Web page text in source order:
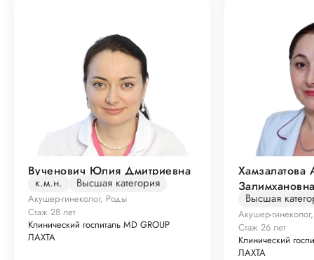
Вученович Юлия Дмитриевна
к.м.н. Высшая категория
Акушер-гинеколог, Роды
Стаж 28 лет
Клинический госпиталь MD GROUP
ЛАХТА
Хамзалатова
Высшая
Акушер-
Стаж 26 лет
Клинический
ЛАХТА